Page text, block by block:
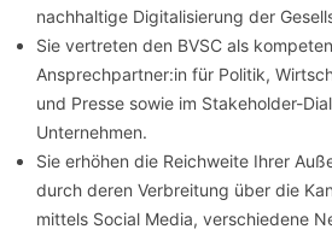
nachhaltige Digitalisierung der
Sie vertreten den BVSC als
Ansprechpartner:in für Politik,
und Presse sowie im Stakeholder-
Unternehmen.
Sie erhöhen die Reichweite Ihrer
durch deren Verbreitung über die
mittels Social Media, verschiedene